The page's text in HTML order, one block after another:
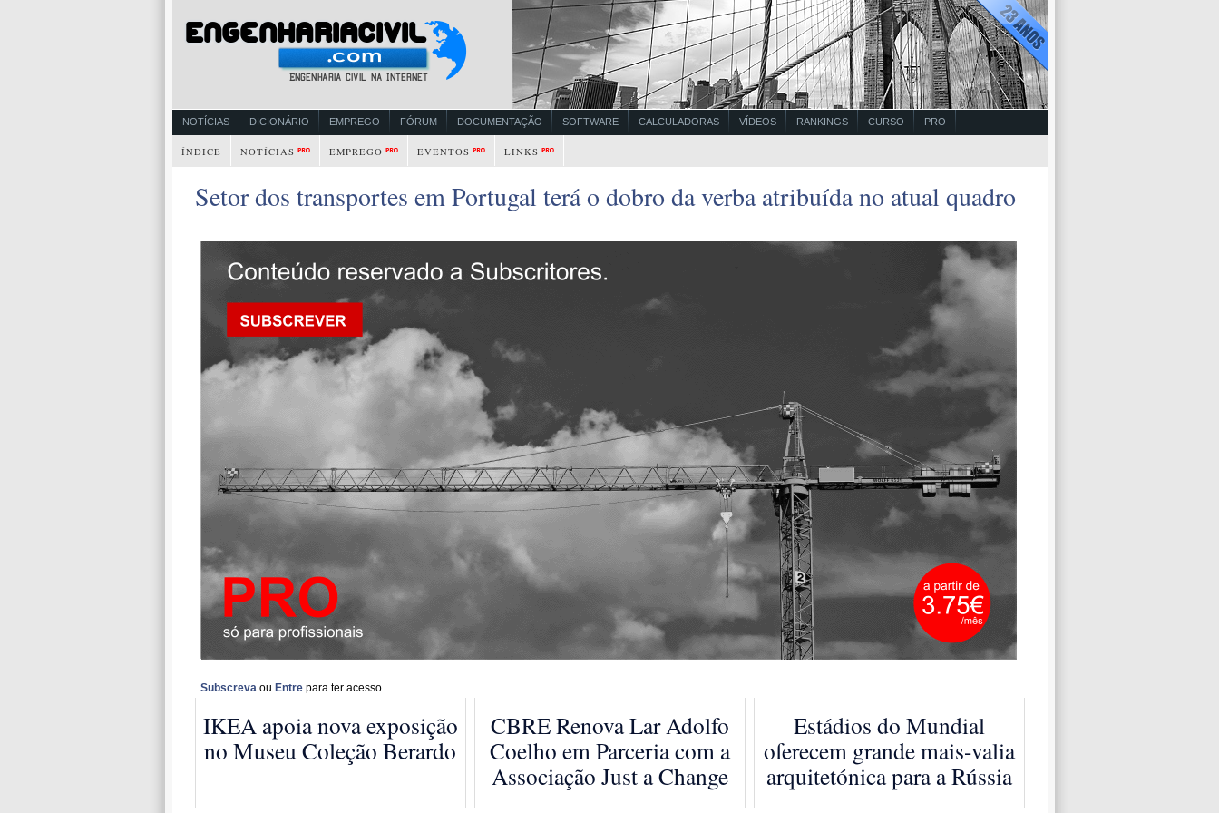
NOTÍCIAS DICIONÁRIO EMPREGO FÓRUM DOCUMENTAÇÃO SOFTWARE CALCULADORAS VÍDEOS RANKINGS CURSO PRO
ÍNDICE NOTÍCIAS EMPREGO EVENTOS LINKS
Setor dos transportes em Portugal terá o dobro da verba atribuída no atual quadro
Subscreva ou Entrepara ter acesso.
IKEA apoia nova exposição
no Museu Coleção Berardo
CBRE Renova Lar Adolfo
Coelho em Parceria com a
Associação Just a Change
Estádios do Mundial
oferecem grande mais-valia
arquitetónica para a Rússia